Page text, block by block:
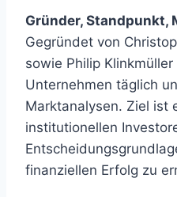
Gründer, Standpunkt,
Gegründet von
sowie Philip
Unternehmen täglich
Marktanalysen. Ziel ist
institutionellen
finanziellen Erfolg zu